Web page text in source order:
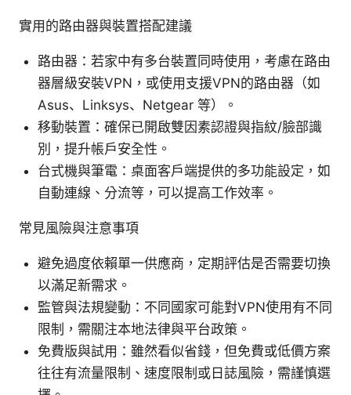
實用的路由器與裝置搭配建議
路由器：若家中有多台裝置同時使用，考慮在路由
器層級安裝VPN，或使用支援VPN的路由器（如
Asus、Linksys、Netgear 等）。
移動裝置：確保已開啟雙因素認證與指紋/臉部識
別，提升帳戶安全性。
台式機與筆電：桌面客戶端提供的多功能設定，如
自動連線、分流等，可以提高工作效率。
常見風險與注意事項
避免過度依賴單一供應商，定期評估是否需要切換
以滿足新需求。
監管與法規變動：不同國家可能對VPN使用有不同
限制，需關注本地法律與平台政策。
免費版與試用：雖然看似省錢，但免費或低價方案
往往有流量限制、速度限制或日誌風險，需謹慎選